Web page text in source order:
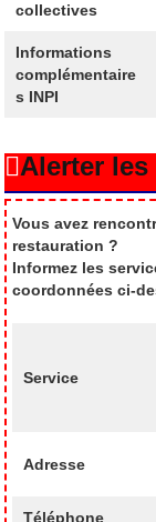
collectives
Informations
complémentaire
s INPI
Alerter
Vous avez
restauration ?
Informez les
coordonnées ci-
Service
Adresse
Téléphone